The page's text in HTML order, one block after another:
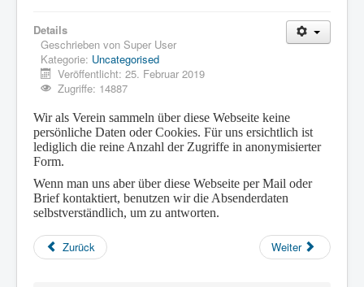
Details
Geschrieben von Super User
Kategorie: Uncategorised
Veröffentlicht: 25. Februar 2019
Zugriffe: 14887
Wir als Verein sammeln über diese Webseite keine
persönliche Daten oder Cookies. Für uns ersichtlich ist
lediglich die reine Anzahl der Zugriffe in anonymisierter
Form.
Wenn man uns aber über diese Webseite per Mail oder
Brief kontaktiert, benutzen wir die Absenderdaten
selbstverständlich, um zu antworten.
Zurück Weiter